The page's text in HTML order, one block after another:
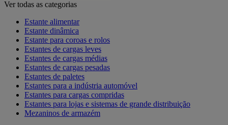
Ver todas as categorias
Estante alimentar
Estante dinâmica
Estante para coroas e rolos
Estantes de cargas leves
Estantes de cargas médias
Estantes de cargas pesadas
Estantes de paletes
Estantes para a indústria automóvel
Estantes para cargas compridas
Estantes para lojas e sistemas de grande distribuição
Mezaninos de armazém